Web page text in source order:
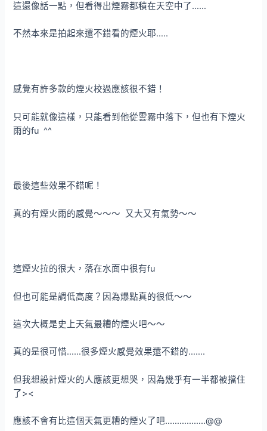
這還像話一點，但看得出煙霧都積在天空中了……
不然本來是拍起來還不錯看的煙火耶…..
感覺有許多款的煙火校過應該很不錯！
只可能就像這樣，只能看到他從雲霧中落下，但也有下煙火
雨的fu ^^
最後這些效果不錯呢！
真的有煙火雨的感覺～～～ 又大又有氣勢～～
這煙火拉的很大，落在水面中很有fu
但也可能是調低高度？因為爆點真的很低～～
這次大概是史上天氣最糟的煙火吧～～
真的是很可惜……很多煙火感覺效果還不錯的…….
但我想設計煙火的人應該更想哭，因為幾乎有一半都被擋住
了><
應該不會有比這個天氣更糟的煙火了吧……………..@@